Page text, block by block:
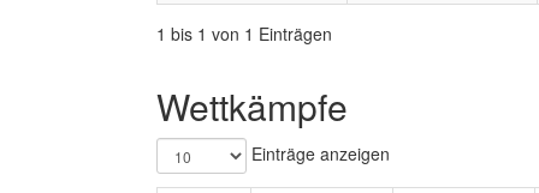
1 bis 1 von 1 Einträgen
Wettkämpfe
Einträge anzeigen